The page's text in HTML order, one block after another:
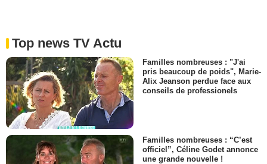
Top news TV Actu
Familles nombreuses : "J'ai
pris beaucoup de poids", Marie-
Alix Jeanson perdue face aux
conseils de professionels
Familles nombreuses : “C’est
officiel”, Céline Godet annonce
une grande nouvelle !